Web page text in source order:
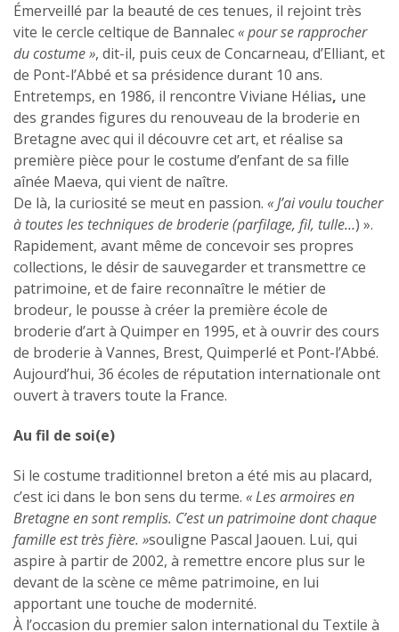
Émerveillé par la beauté de ces tenues, il rejoint très
vite le cercle celtique de Bannalec« pour se rapprocher
du costume », dit-il, puis ceux de Concarneau, d’Elliant, et
de Pont-l’Abbé et sa présidence durant 10 ans.
Entretemps, en 1986, il rencontre Viviane Hélias, une
des grandes figures du renouveau de la broderie en
Bretagne avec qui il découvre cet art, et réalise sa
première pièce pour le costume d’enfant de sa fille
aînée Maeva, qui vient de naître.
De là, la curiosité se meut en passion. « J’ai voulu toucher
à toutes les techniques de broderie (parfilage, fil, tulle…) ».
Rapidement, avant même de concevoir ses propres
collections, le désir de sauvegarder et transmettre ce
patrimoine, et de faire reconnaître le métier de
brodeur, le pousse à créer la première école de
broderie d’art à Quimper en 1995, et à ouvrir des cours
de broderie à Vannes, Brest, Quimperlé et Pont-l’Abbé.
Aujourd’hui, 36 écoles de réputation internationale ont
ouvert à travers toute la France.
Au fil de soi(e)
Si le costume traditionnel breton a été mis au placard,
c’est ici dans le bon sens du terme. « Les armoires en
Bretagne en sont remplis. C’est un patrimoine dont chaque
famille est très fière. »souligne Pascal Jaouen. Lui, qui
aspire à partir de 2002, à remettre encore plus sur le
devant de la scène ce même patrimoine, en lui
apportant une touche de modernité.
À l’occasion du premier salon international du Textile à